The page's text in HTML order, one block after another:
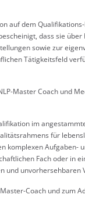
auf dem
dass sie
sowie zur
Tätigkeitsfeld
Master Coach und
im
für
komplexen Aufgaben-
Fach oder in
und
Coach und zum